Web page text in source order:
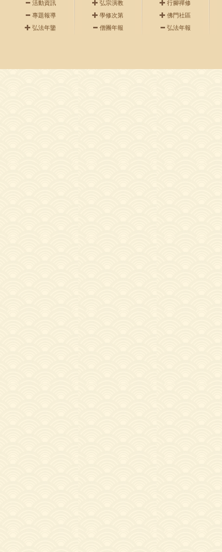
活動資訊
專題報導
弘法年鑒
弘宗演教
學修次第
僧團年報
行腳禪修
佛門社區
弘法年報